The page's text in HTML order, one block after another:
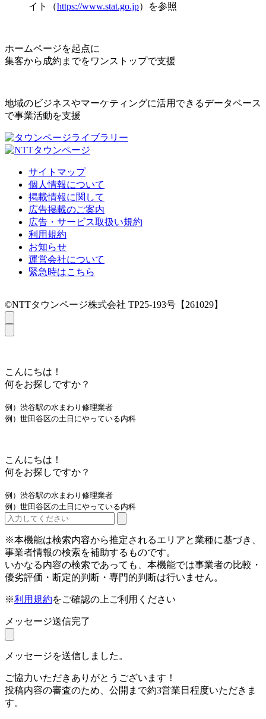
イト（https://www.stat.go.jp）を参照
ホームページを起点に
集客から成約までをワンストップで支援
地域のビジネスやマーケティングに活用できるデータベース
で事業活動を支援
サイトマップ
個人情報について
掲載情報に関して
広告掲載のご案内
広告・サービス取扱い規約
利用規約
お知らせ
運営会社について
緊急時はこちら
©NTTタウンページ株式会社 TP25-193号【261029】
こんにちは！
何をお探しですか？
例）渋谷駅の水まわり修理業者
例）世田谷区の土日にやっている内科
こんにちは！
何をお探しですか？
例）渋谷駅の水まわり修理業者
例）世田谷区の土日にやっている内科
※本機能は検索内容から推定されるエリアと業種に基づき、
事業者情報の検索を補助するものです。
いかなる内容の検索であっても、本機能では事業者の比較・
優劣評価・断定的判断・専門的判断は行いません。
※利用規約をご確認の上ご利用ください
メッセージ送信完了
メッセージを送信しました。
ご協力いただきありがとうございます！
投稿内容の審査のため、公開まで約3営業日程度いただきま
す。